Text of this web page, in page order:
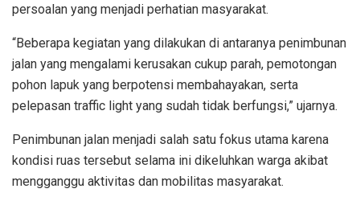
persoalan yang menjadi perhatian masyarakat.
“Beberapa kegiatan yang dilakukan di antaranya penimbunan
jalan yang mengalami kerusakan cukup parah, pemotongan
pohon lapuk yang berpotensi membahayakan, serta
pelepasan traffic light yang sudah tidak berfungsi,” ujarnya.
Penimbunan jalan menjadi salah satu fokus utama karena
kondisi ruas tersebut selama ini dikeluhkan warga akibat
mengganggu aktivitas dan mobilitas masyarakat.